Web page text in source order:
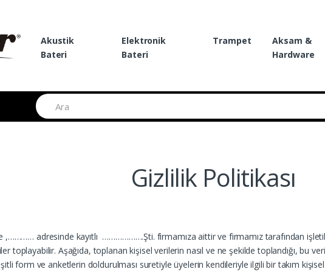
Akustik
Bateri
Elektronik
Bateri
Trampet
Aksam &
Hardware
Search
for:
Gizlilik Politikası
,………… adresinde kayıtlı ……………….Şti. firmamıza aittir ve firmamız tarafından
toplayabilir. Aşağıda, toplanan kişisel verilerin nasıl ve ne şekilde toplandığı, bu
form ve anketlerin doldurulması suretiyle üyelerin kendileriyle ilgili bir takım